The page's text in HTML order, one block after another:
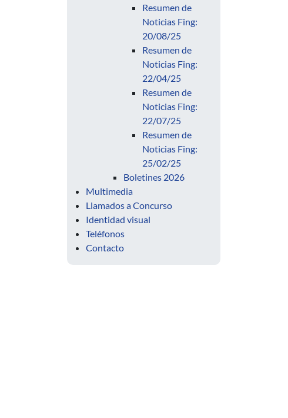
Resumen de
Noticias Fing:
20/08/25
Resumen de
Noticias Fing:
22/04/25
Resumen de
Noticias Fing:
22/07/25
Resumen de
Noticias Fing:
25/02/25
Boletines 2026
Multimedia
Llamados a Concurso
Identidad visual
Teléfonos
Contacto